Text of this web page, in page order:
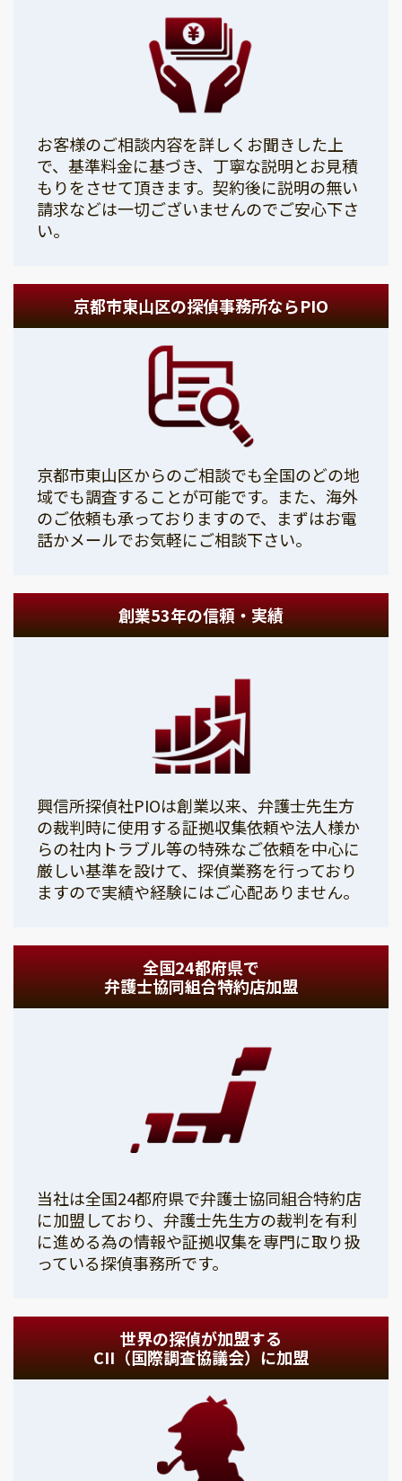
お客様のご相談内容を詳しくお聞きした上
で、基準料金に基づき、丁寧な説明とお見積
もりをさせて頂きます。契約後に説明の無い
請求などは一切ございませんのでご安心下さ
い。
京都市東山区の探偵事務所ならPIO
京都市東山区からのご相談でも全国のどの地
域でも調査することが可能です。また、海外
のご依頼も承っておりますので、まずはお電
話かメールでお気軽にご相談下さい。
創業53年の信頼・実績
興信所探偵社PIOは創業以来、弁護士先生方
の裁判時に使用する証拠収集依頼や法人様か
らの社内トラブル等の特殊なご依頼を中心に
厳しい基準を設けて、探偵業務を行っており
ますので実績や経験にはご心配ありません。
全国24都府県で
弁護士協同組合特約店加盟
当社は全国24都府県で弁護士協同組合特約店
に加盟しており、弁護士先生方の裁判を有利
に進める為の情報や証拠収集を専門に取り扱
っている探偵事務所です。
世界の探偵が加盟する
CII（国際調査協議会）に加盟